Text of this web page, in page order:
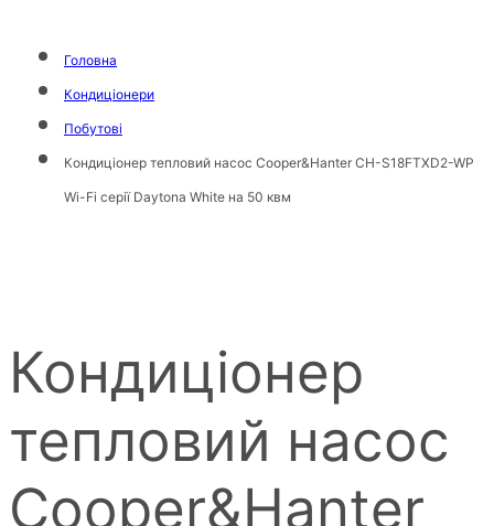
Головна
Кондиціонери
Побутові
Кондиціонер тепловий насос Cooper&Hanter CH-S18FTXD2-WP
Wi-Fi серії Daytona White на 50 квм
Кондиціонер
тепловий насос
Cooper&Hanter